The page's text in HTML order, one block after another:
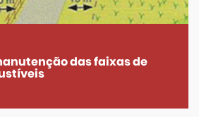
das faixas de